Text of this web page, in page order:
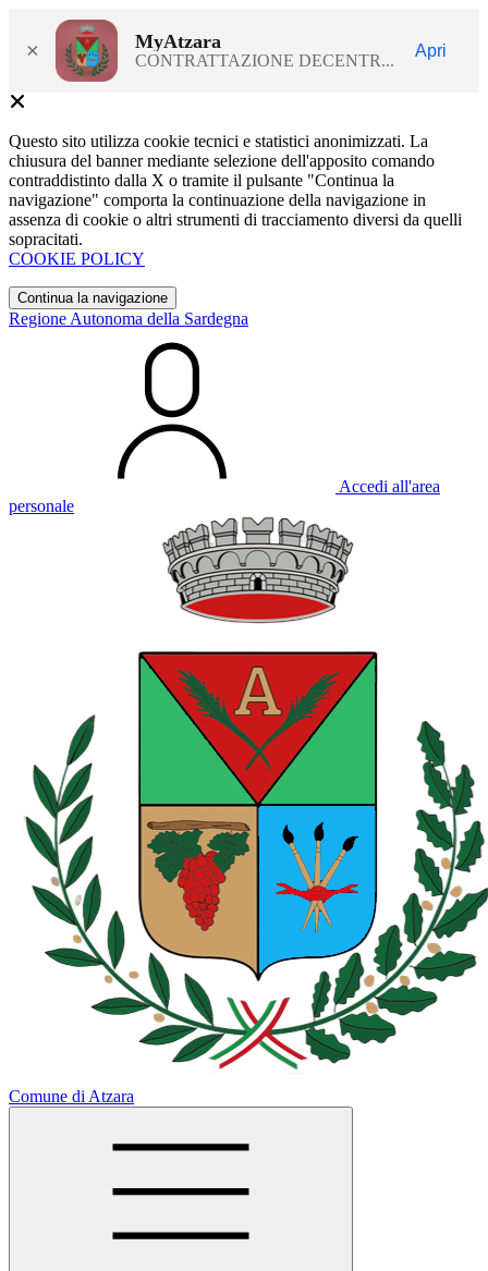
× MyAtzara
CONTRATTAZIONE DECENTR...
Apri
Questo sito utilizza cookie tecnici e statistici anonimizzati. La
chiusura del banner mediante selezione dell'apposito comando
contraddistinto dalla X o tramite il pulsante "Continua la
navigazione" comporta la continuazione della navigazione in
assenza di cookie o altri strumenti di tracciamento diversi da quelli
sopracitati.
COOKIE POLICY
Continua la navigazione
Regione Autonoma della Sardegna
Accedi all'area
personale
Comune di Atzara